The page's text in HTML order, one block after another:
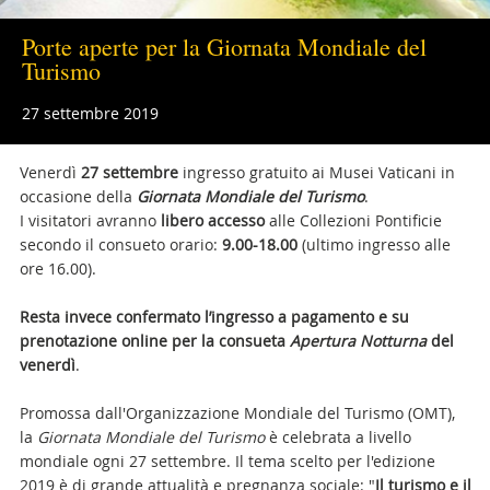
Porte aperte per la Giornata Mondiale del
Turismo
27 settembre 2019
Venerdì 27 settembreingresso gratuito ai Musei Vaticani in
occasione della Giornata Mondiale del Turismo.
I visitatori avranno libero accessoalle Collezioni Pontificie
secondo il consueto orario: 9.00-18.00 (ultimo ingresso alle
ore 16.00).
Resta invece confermato l’ingresso a pagamento e su
prenotazione online per la consueta Apertura Notturnadel
venerdì.
Promossa dall'Organizzazione Mondiale del Turismo (OMT),
la Giornata Mondiale del Turismoè celebrata a livello
mondiale ogni 27 settembre. Il tema scelto per l'edizione
2019 è di grande attualità e pregnanza sociale: "Il turismo e il